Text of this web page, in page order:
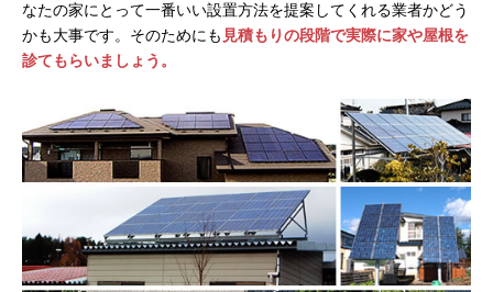
なたの家にとって一番いい設置方法を提案してくれる業者かどう
かも大事です。そのためにも 見積もりの段階で実際に家や屋根を
診てもらいましょう。